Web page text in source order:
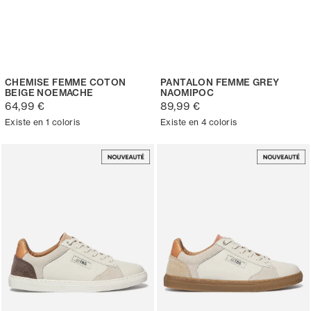
CHEMISE FEMME COTON
BEIGE NOEMACHE
64,99 €
Existe en 1 coloris
PANTALON FEMME GREY
NAOMIPOC
89,99 €
Existe en 4 coloris